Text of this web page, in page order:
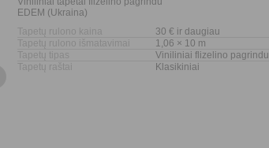
EDEM (Ukraina)
Tapetų rulono kaina
30 € ir daugiau
Tapetų rulono išmatavimai
1,06 × 10 m
Tapetų tipas
Viniliniai flizelino pagrindu
Tapetų raštai
Klasikiniai